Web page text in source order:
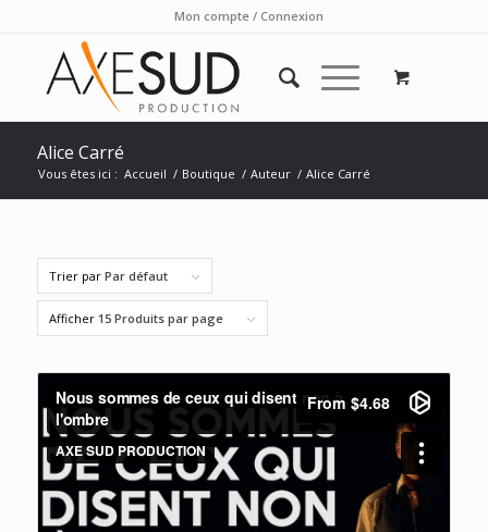
Mon compte / Connexion
Alice Carré
Vous êtes ici : Accueil / Boutique / Auteur / Alice Carré
Trier par Par défaut
Afficher 15 Produits par page